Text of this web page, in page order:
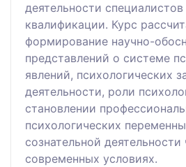
деятельности
квалификации. Курс
формирование научно-
представлений о системе
явлений, психологических
деятельности, роли
становлении
психологических
сознательной деятельности
современных условиях.